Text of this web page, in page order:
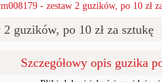
- zestaw 2 guzików, po 10 zł
guzików, po 10 zł za sztukę
Szczegółowy opis guzika